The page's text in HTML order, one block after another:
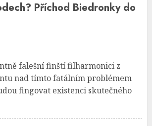
Příchod Biedronky do
falešní finští filharmonici z
nad tímto fatálním problémem
fingovat existenci skutečného